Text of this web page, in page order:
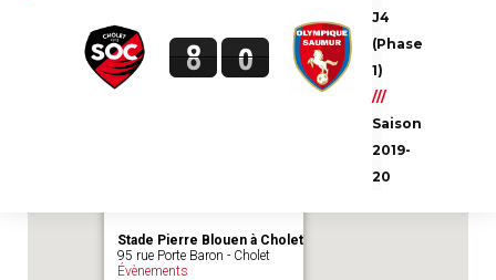
8 0
J4
(Phase
1)
///
Saison
2019-
20
Emplacement du match :
Stade Pierre
Blouen à Cholet
Stade Pierre Blouen à Cholet
95 rue Porte Baron - Cholet
Évènements